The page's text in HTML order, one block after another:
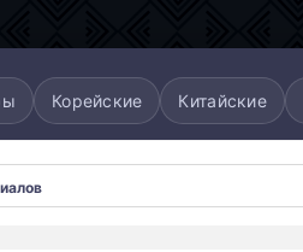
Корейские Китайские